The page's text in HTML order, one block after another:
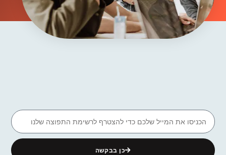
כן בבקשה